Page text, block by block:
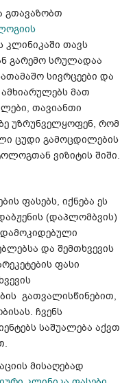
გთავაზობთ
კლინიკაში თავს
გარემო სრულადაა
სივრცეები და
მათ
თავიანთი
უზრუნველყოფენ, რომ
ცუდი გამოცდილების
ვიზიტის შიში.
ფასებს, იქნება ეს
(დაპლომბვის)
და შემთხვევის
ფასი
გათვალისწინებით,
ჩვენს
საშუალება აქვთ
მისაღებად